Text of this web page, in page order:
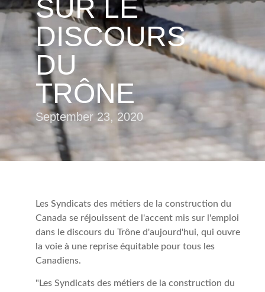
SUR LE
DISCOURS
DU
TRÔNE
September 23, 2020
Les Syndicats des métiers de la construction du
Canada se réjouissent de l'accent mis sur l'emploi
dans le discours du Trône d'aujourd'hui, qui ouvre
la voie à une reprise équitable pour tous les
Canadiens.
"Les Syndicats des métiers de la construction du